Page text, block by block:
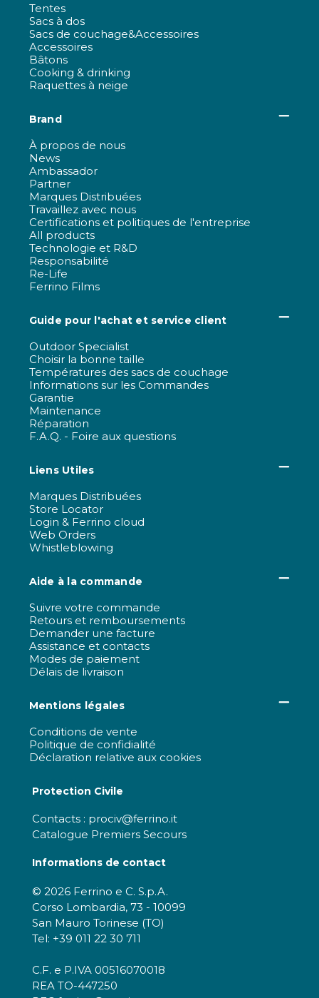
Tentes
Sacs à dos
Sacs de couchage&Accessoires
Accessoires
Bâtons
Cooking & drinking
Raquettes à neige
Brand
À propos de nous
News
Ambassador
Partner
Marques Distribuées
Travaillez avec nous
Certifications et politiques de l'entreprise
All products
Technologie et R&D
Responsabilité
Re-Life
Ferrino Films
Guide pour l'achat et service client
Outdoor Specialist
Choisir la bonne taille
Températures des sacs de couchage
Informations sur les Commandes
Garantie
Maintenance
Réparation
F.A.Q. - Foire aux questions
Liens Utiles
Marques Distribuées
Store Locator
Login & Ferrino cloud
Web Orders
Whistleblowing
Aide à la commande
Suivre votre commande
Retours et remboursements
Demander une facture
Assistance et contacts
Modes de paiement
Délais de livraison
Mentions légales
Conditions de vente
Politique de confidialité
Déclaration relative aux cookies
Protection Civile
Contacts : prociv@ferrino.it
Catalogue Premiers Secours
Informations de contact
© 2026 Ferrino e C. S.p.A.
Corso Lombardia, 73 - 10099
San Mauro Torinese (TO)
Tel: +39 011 22 30 711
C.F. e P.IVA 00516070018
REA TO-447250